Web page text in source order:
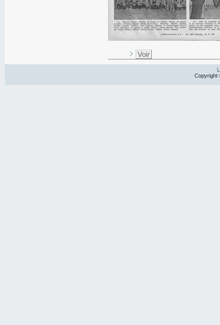
Voir
Copyright